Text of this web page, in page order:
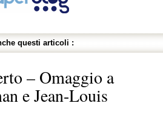
questi articoli :
– Omaggio a
e Jean-Louis